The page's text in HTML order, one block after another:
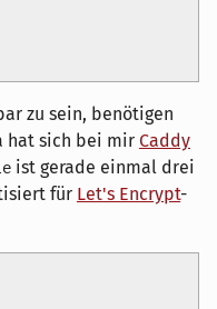
zu sein, benötigen
hat sich bei mir Caddy
ist gerade einmal drei
für Let's Encrypt-